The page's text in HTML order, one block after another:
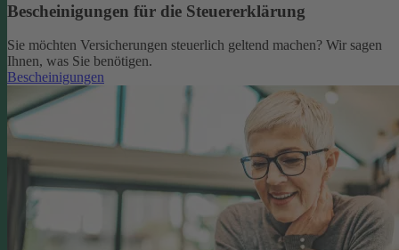
Bescheinigungen für die Steuererklärung
Sie möchten Versicherungen steuerlich geltend machen? Wir sagen
Ihnen, was Sie benötigen.
Bescheinigungen